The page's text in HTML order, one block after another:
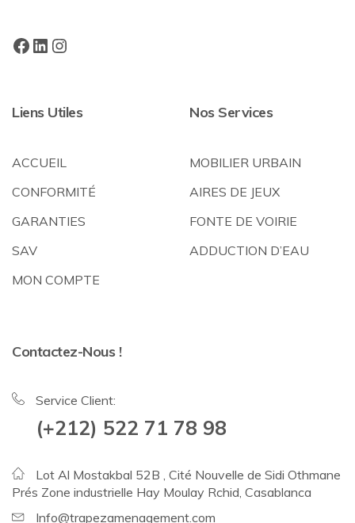
Liens Utiles
ACCUEIL
CONFORMITÉ
GARANTIES
SAV
MON COMPTE
Nos Services
MOBILIER URBAIN
AIRES DE JEUX
FONTE DE VOIRIE
ADDUCTION D’EAU
Contactez-Nous !
Service Client:
(+212) 522 71 78 98
Lot Al Mostakbal 52B , Cité Nouvelle de Sidi Othmane
Prés Zone industrielle Hay Moulay Rchid, Casablanca
Info@trapezamenagement.com